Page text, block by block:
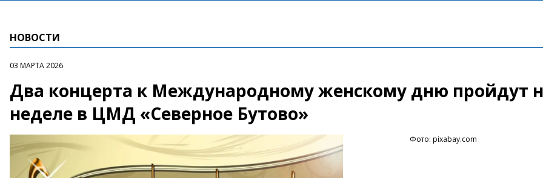
НОВОСТИ
03 МАРТА 2026
Два концерта к Международному женскому дню пройдут
неделе в ЦМД «Северное Бутово»
Фото: pixabay.com